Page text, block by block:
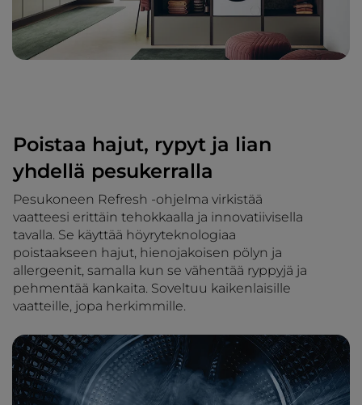
Poistaa hajut, rypyt ja lian
yhdellä pesukerralla
Pesukoneen Refresh -ohjelma virkistää
vaatteesi erittäin tehokkaalla ja innovatiivisella
tavalla. Se käyttää höyryteknologiaa
poistaakseen hajut, hienojakoisen pölyn ja
allergeenit, samalla kun se vähentää ryppyjä ja
pehmentää kankaita. Soveltuu kaikenlaisille
vaatteille, jopa herkimmille.